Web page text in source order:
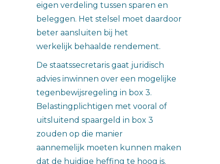
eigen verdeling tussen sparen en
beleggen. Het stelsel moet daardoor
beter aansluiten bij het
werkelijk behaalde rendement.
De staatssecretaris gaat juridisch
advies inwinnen over een mogelijke
tegenbewijsregeling in box 3.
Belastingplichtigen met vooral of
uitsluitend spaargeld in box 3
zouden op die manier
aannemelijk moeten kunnen maken
dat de huidige heffing te hoog is.